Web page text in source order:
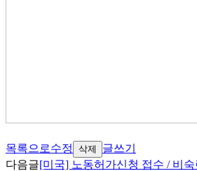
목록으로수정 삭제
글쓰기
다음글[미국] 노동허가신청 접수 / 비숙